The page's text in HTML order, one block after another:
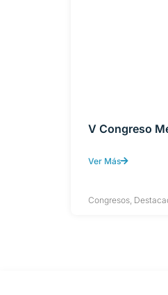
V Congreso
Ver Más
Congresos,